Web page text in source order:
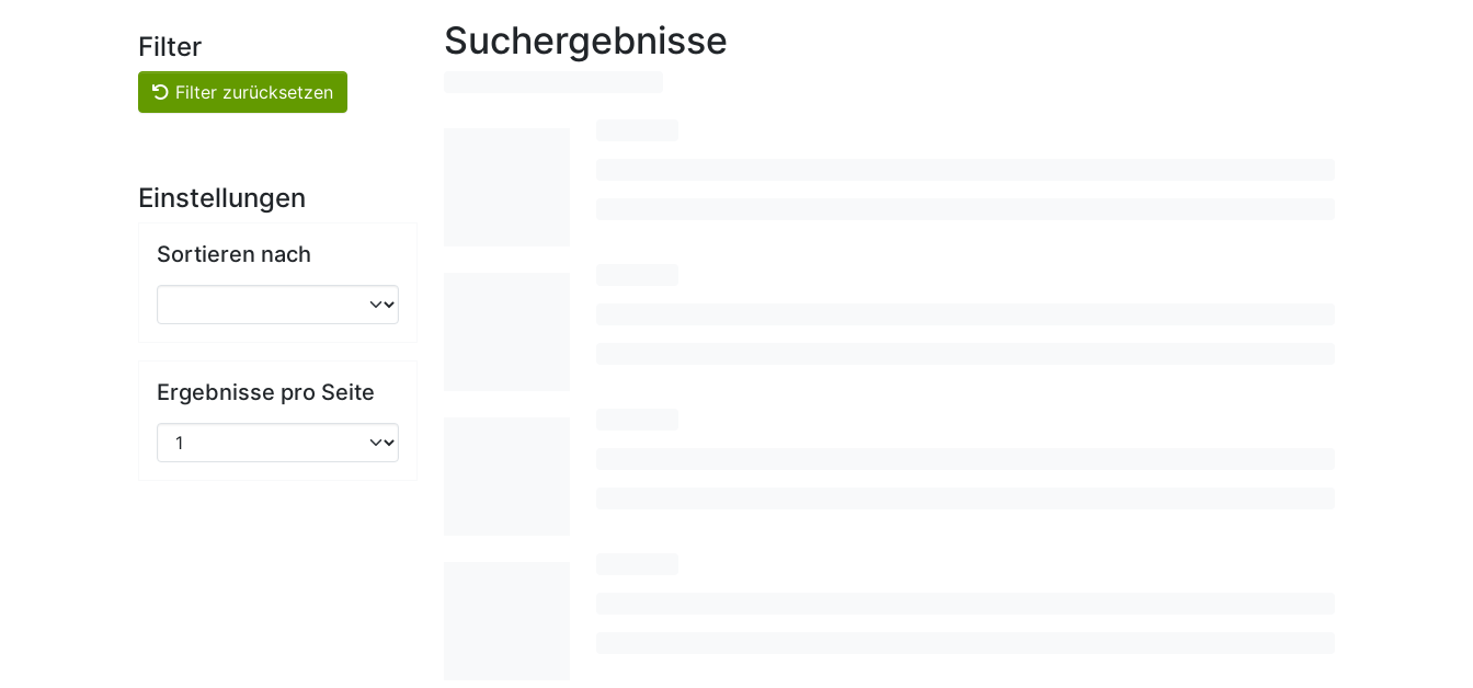
Filter
Filter zurücksetzen
Einstellungen
Sortieren nach
Ergebnisse pro Seite
Suchergebnisse